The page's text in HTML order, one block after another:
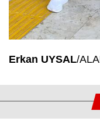
Erkan UYSAL/